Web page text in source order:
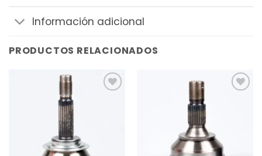
Información adicional
PRODUCTOS RELACIONADOS